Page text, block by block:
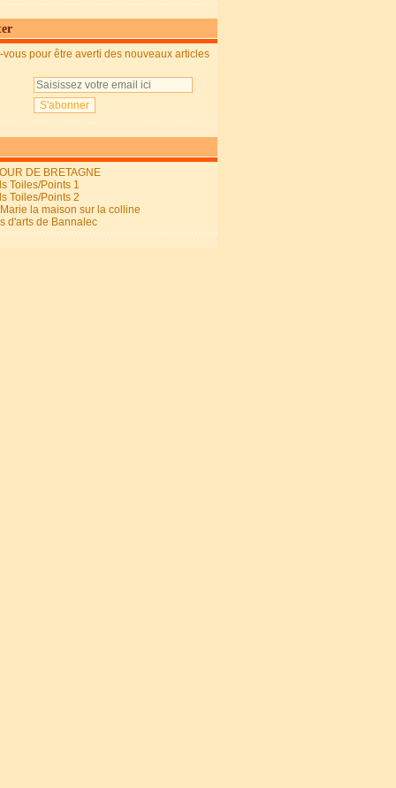
vous pour être averti des nouveaux articles
DE BRETAGNE
Toiles/Points 1
Toiles/Points 2
la maison sur la colline
d'arts de Bannalec